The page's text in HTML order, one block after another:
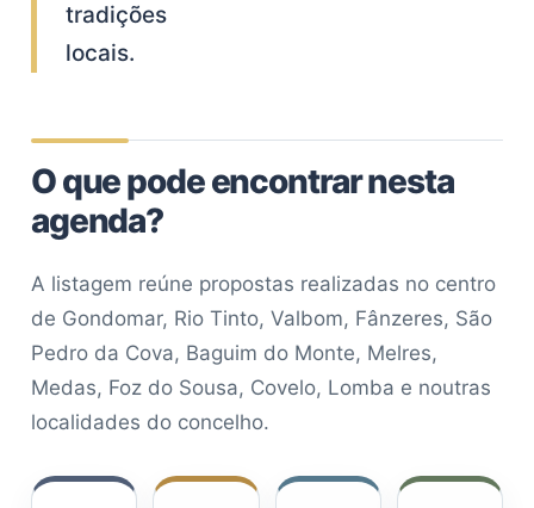
tradições
locais.
O que pode encontrar nesta
agenda?
A listagem reúne propostas realizadas no centro
de Gondomar, Rio Tinto, Valbom, Fânzeres, São
Pedro da Cova, Baguim do Monte, Melres,
Medas, Foz do Sousa, Covelo, Lomba e noutras
localidades do concelho.